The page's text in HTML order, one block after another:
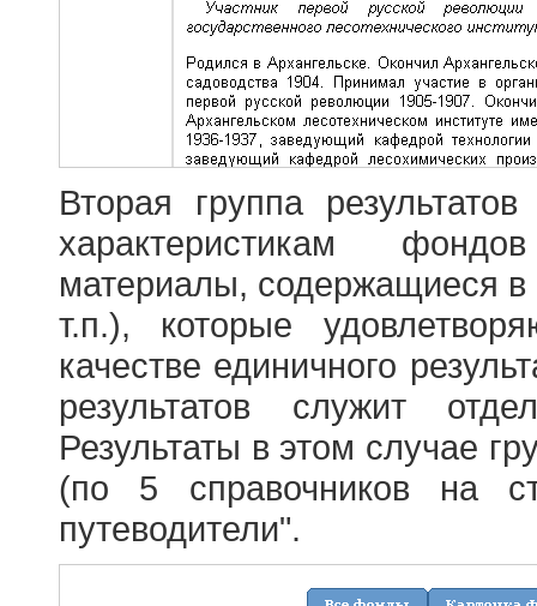
Вторая группа
характеристикам
материалы, содержащиеся в
т.п.), которые
качестве единичного
результатов служит
Результаты в этом случае
(по 5 справочников на
путеводители".